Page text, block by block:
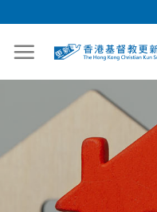
content